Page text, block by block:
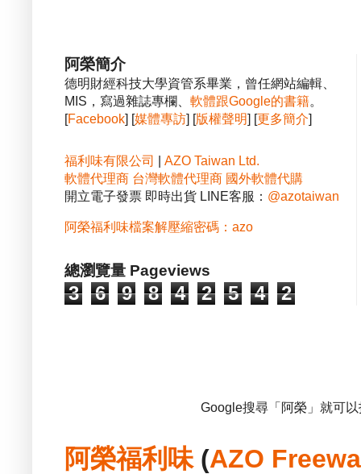
阿榮簡介
德明財經科技大學資管系畢業，曾任網站編輯、
MIS，寫過雜誌專欄、 軟體跟Google的書籍。
[Facebook] [媒體專訪] [版權聲明] [更多簡介]
福利味有限公司
AZO Taiwan Ltd.
軟體代理商 台灣軟體代理商 國外軟體代購
開立電子發票 即時出貨 LINE客服： @azotaiwan
阿榮福利味檔案解壓縮密碼：azo
總瀏覽量 Pageviews
3 6 9 8 4 2 5 4 2
Google搜尋「阿榮」就可
阿榮福利味(AZO